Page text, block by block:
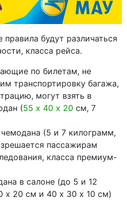
будут различаться
класса рейса.
по билетам, не
транспортировку багажа,
могут взять в
(55 х 40 х 20 см, 7
(5 и 7 килограмм,
пассажирам
класса премиум-
в салоне (до 5 и 12
х 20 см и 40 х 30 х 10 см)